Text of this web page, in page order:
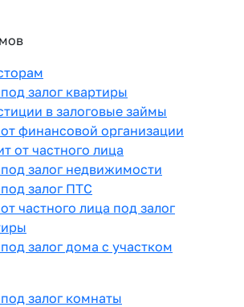
залог квартиры
в залоговые займы
финансовой организации
от частного лица
залог недвижимости
залог ПТС
частного лица под залог
залог дома с участком
залог комнаты